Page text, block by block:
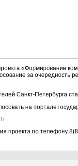
«Формирование
за очередность
Санкт-Петербурга
на портале
проекта по телефону